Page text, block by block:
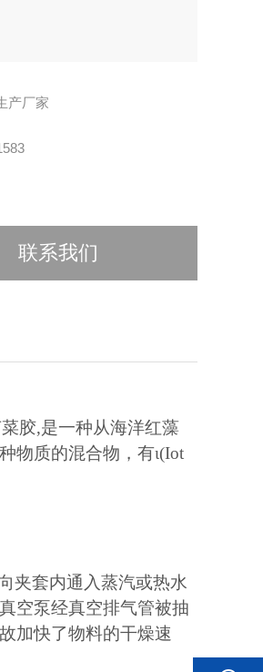
产厂家
联系我们
胶,是一种从海洋红藻
物质的混合物，有ι(Iot
夹套内通入蒸汽或热水
空泵经真空排气管被抽
加快了物料的干燥速